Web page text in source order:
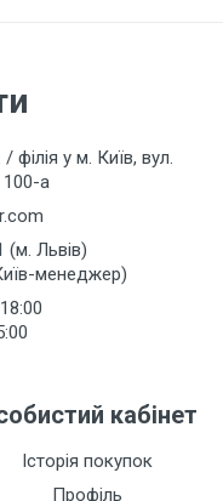
філія у м. Київ, вул.
100-а
(м. Львів)
менеджер)
кабінет
Історія покупок
Профіль